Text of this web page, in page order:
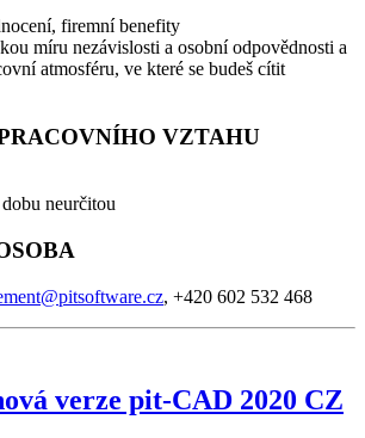
firemní benefity
míru nezávislosti a osobní odpovědnosti a
atmosféru, ve které se budeš cítit
VZTAHU
neurčitou
, +420 602 532 468
verze pit-CAD 2020 CZ